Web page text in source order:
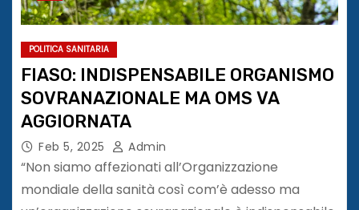
POLITICA SANITARIA
FIASO: INDISPENSABILE ORGANISMO
SOVRANAZIONALE MA OMS VA
AGGIORNATA
Feb 5, 2025 Admin
“Non siamo affezionati all’Organizzazione
mondiale della sanità così com’è adesso ma